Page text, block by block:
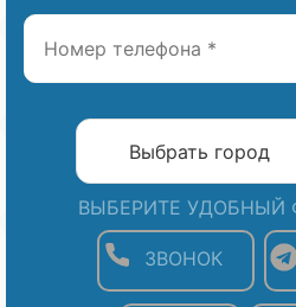
ВЫБЕРИТЕ УДОБНЫЙ
ЗВОНОК